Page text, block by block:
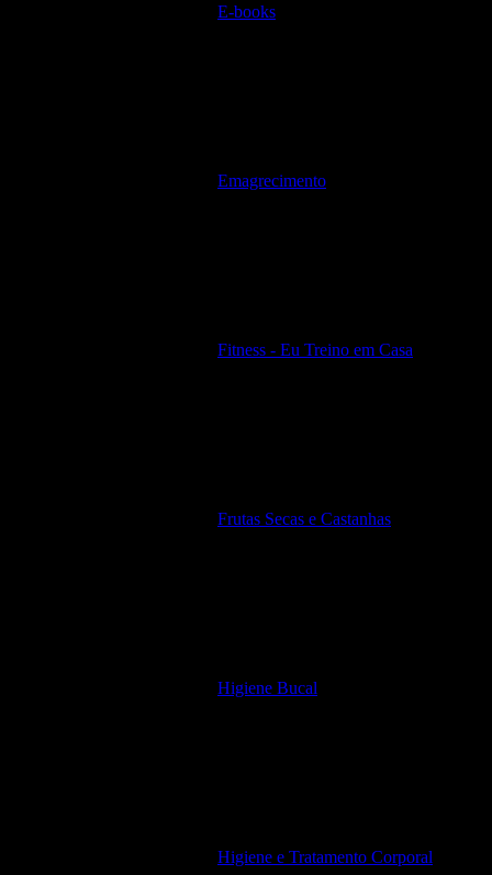
E-books
Emagrecimento
Fitness - Eu Treino em Casa
Frutas Secas e Castanhas
Higiene Bucal
Higiene e Tratamento Corporal